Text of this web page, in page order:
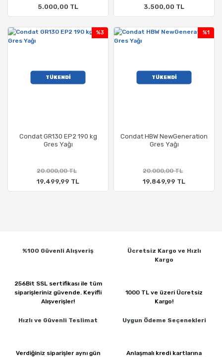
5.000,00 TL 3.500,00 TL
TÜKENDİ
Condat GR130 EP2 190 kg
Gres Yağı
%3
20.000,00 TL
19.499,99 TL
TÜKENDİ
Condat HBW NewGeneration
Gres Yağı
%1
20.000,00 TL
19.849,99 TL
%100 Güvenli Alışveriş
256Bit SSL sertifikası ile tüm
siparişleriniz güvende. Keyifli
Alışverişler!
Ücretsiz Kargo ve Hızlı
Kargo
1000 TL ve üzeri Ücretsiz
Kargo!
Hızlı ve Güvenli Teslimat
Verdiğiniz siparişler aynı gün
Uygun Ödeme Seçenekleri
Anlaşmalı kredi kartlarına